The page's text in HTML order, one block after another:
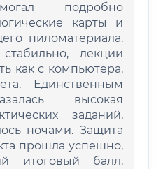
подробно
карты и
пиломатериала.
лекции
как с компьютера,
Единственным
высокая
заданий,
ночами. Защита
прошла успешно,
итоговый балл.